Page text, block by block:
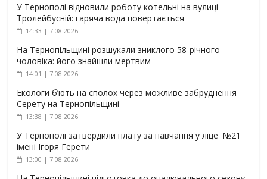
У Тернополі відновили роботу котельні на вулиці
Тролейбусній: гаряча вода повертається
14:33 | 7.08.2026
На Тернопільщині розшукали зниклого 58-річного
чоловіка: його знайшли мертвим
14:01 | 7.08.2026
Екологи б’ють на сполох через можливе забруднення
Серету на Тернопільщині
13:38 | 7.08.2026
У Тернополі затвердили плату за навчання у ліцеї №21
імені Ігоря Герети
13:00 | 7.08.2026